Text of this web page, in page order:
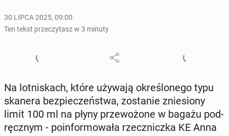
30 LIPCA 2025, 09:00
Ten tekst przeczytasz w 3 minuty
Na lot­ni­skach, które używają okre­ślo­ne­go typu
skanera bez­pie­czeń­stwa, zo­sta­nie znie­sio­ny
limit 100 ml na płyny prze­wo­żo­ne w bagażu pod­
ręcz­nym - po­in­for­mo­wa­ła rzecz­nicz­ka KE Anna